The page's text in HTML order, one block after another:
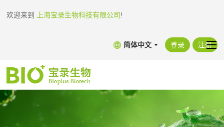
欢迎来到 上海宝录生物科技有限公司!
简体中文 登录 注册